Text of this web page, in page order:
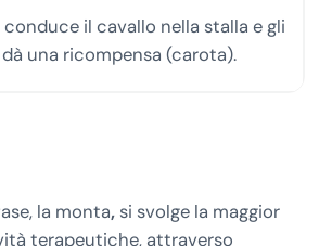
conduce il cavallo nella stalla e gli
dà una ricompensa (carota).
la monta, si svolge la maggior
terapeutiche, attraverso